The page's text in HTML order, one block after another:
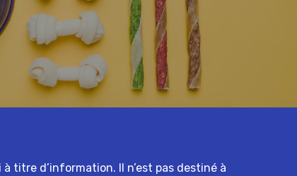
titre d’information. Il n’est pas destiné à